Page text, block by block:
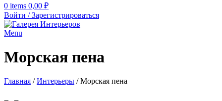
0 items 0,00 ₽
Войти / Зарегистрироваться
Menu
Морская пена
Главная /Интерьеры /Морская пена